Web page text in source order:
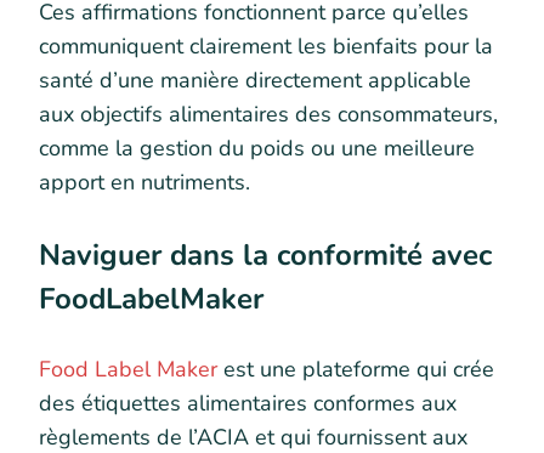
Ces affirmations fonctionnent parce qu’elles
communiquent clairement les bienfaits pour la
santé d’une manière directement applicable
aux objectifs alimentaires des consommateurs,
comme la gestion du poids ou une meilleure
apport en nutriments.
Naviguer dans la conformité avec
FoodLabelMaker
Food Label Makerest une plateforme qui crée
des étiquettes alimentaires conformes aux
règlements de l’ACIA et qui fournissent aux